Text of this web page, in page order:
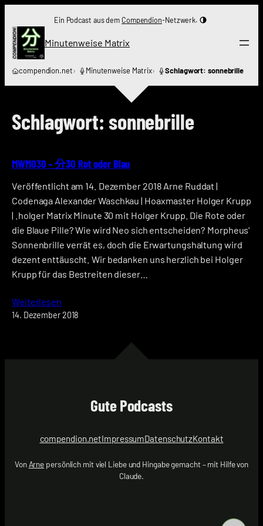
Inhalt
springen
Ein Podcast aus dem Compendion-Netzwerk.
Minutenweise Matrix
compendion.net Minutenweise Matrix Schlagwort: sonnebrille
Schlagwort: sonnebrille
MWM030 – 分30 Rot oder Blau
Veröffentlicht am 14. Dezember 2018 Arne Ruddat |
Codenaga Alexander Waschkau | Hoaxmaster Holger Krupp
| .holger Matrix Minute 30 mit Holger Krupp. Die Rote oder
die Blaue Pille? Wie wird Neo sich entscheiden? Morpheus‘
Sonnenbrille verrät es, doch die Erwartungshaltung wird
dezent enttäuscht. Wir bedanken uns herzlich bei Holger
Krupp für das Bestreiten dieser…
Weiterlesen
14. Dezember 2018
Gute Podcasts
compendion.netImpressumDatenschutzKontakt
Von Arne persönlich mit viel Liebe und Hingabe gemacht – mit Hilfe von
Claude.